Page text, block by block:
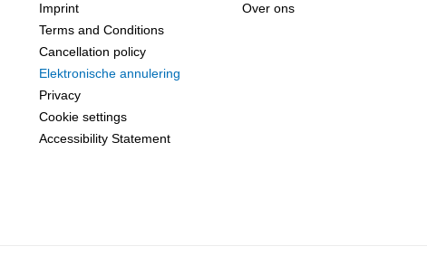
Imprint
Terms and Conditions
Cancellation policy
Elektronische annulering
Privacy
Cookie settings
Accessibility Statement
Over ons